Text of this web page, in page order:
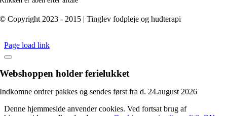
© Copyright 2023 - 2015 | Tinglev fodpleje og hudterapi
Page load link
Webshoppen holder ferielukket
Indkomne ordrer pakkes og sendes først fra d. 24.august 2026
Denne hjemmeside anvender cookies. Ved fortsat brug af